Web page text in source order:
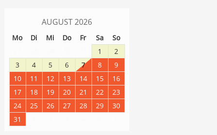
AUGUST2026
Mo Di Mi Do Fr Sa
So
1
2
3
4 5 6 7 8
9
10
11 12 13 14 15
16
17
18 19 20 21 22
23
24
25 26 27 28 29
30
31